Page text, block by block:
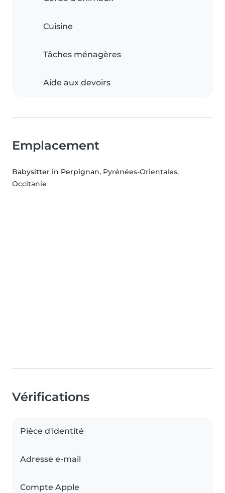
Cuisine
Tâches ménagères
Aide aux devoirs
Emplacement
Babysitter in Perpignan, Pyrénées-Orientales,
Occitanie
Vérifications
Pièce d'identité
Adresse e-mail
Compte Apple